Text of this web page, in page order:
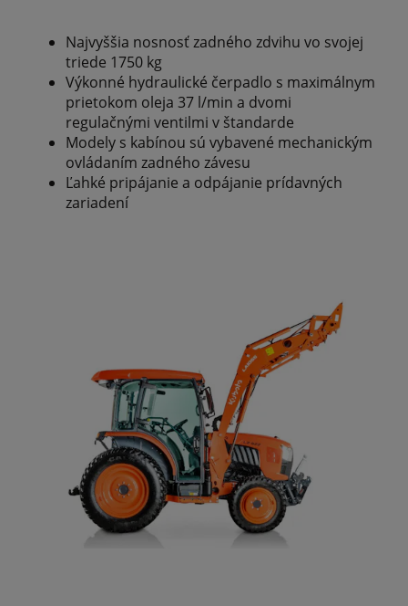
Najvyššia nosnosť zadného zdvihu vo svojej
triede 1750 kg
Výkonné hydraulické čerpadlo s maximálnym
prietokom oleja 37 l/min a dvomi
regulačnými ventilmi v štandarde
Modely s kabínou sú vybavené mechanickým
ovládaním zadného závesu
Ľahké pripájanie a odpájanie prídavných
zariadení